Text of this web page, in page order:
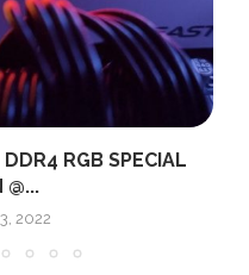
RGB SPECIAL
@...
2022